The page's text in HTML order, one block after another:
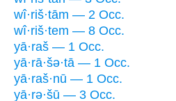
wî·riš·tām — 2 Occ.
wî·riš·tem — 8 Occ.
yā·raš — 1 Occ.
yā·rā·šə·tā — 1 Occ.
yā·raš·nū — 1 Occ.
yā·rə·šū — 3 Occ.